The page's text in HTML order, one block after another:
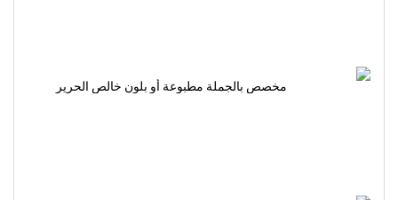
مخصص بالجملة مطبوعة أو بلون خالص الحرير